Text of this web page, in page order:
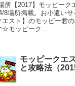
所【2017】モッピーク
8場所掲載。お小遣い
スト】のモッピー君
モッピーク...
モッピークエ
と攻略法（